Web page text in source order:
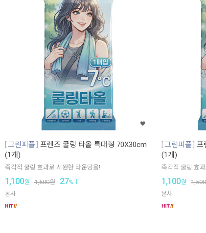
그린피플
프렌즈 쿨링 타올 특대형 70X30cm
(1개)
즉각적 쿨링 효과로 시원한 라운딩을!
1,100원 1,500원 27%
본사
그린피플
프
(1개)
즉각적 쿨링 효
1,100원 1,500
본사